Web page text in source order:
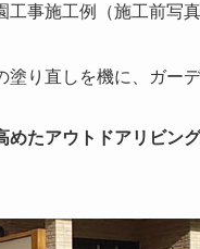
事施工例（施工前写
り直しを機に、ガー
めたアウトドアリビング